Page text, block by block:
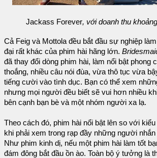
Jackass Forever, với doanh thu
Cả Feig và Mottola đều bắt đầu sự nghiệp
đại rất khác của phim hài hãng lớn.
đã thay đổi dòng phim hài, làm nổi bật phong
thoắng, nhiều câu nói đùa, vừa thô tục vừa
tiếng cười vào tình dục. Bạn có thể xem
nhưng mọi người đều biết sẽ vui hơn nhiều
bên cạnh bạn bè và một nhóm người xa lạ.
Theo cách đó, phim hài nổi bật lên so với
khi phải xem trong rạp đầy những người
Như phim kinh dị, nếu một phim hài làm tốt
đám đông bắt đầu ồn ào. Toàn bộ ý tưởng là